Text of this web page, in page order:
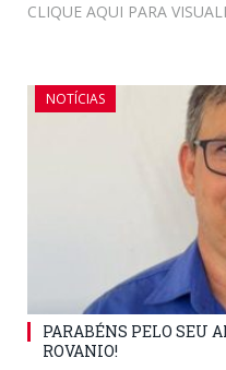
CLIQUE AQUI PARA
NOTÍCIAS
PARABÉNS PELO SEU
ROVANIO!